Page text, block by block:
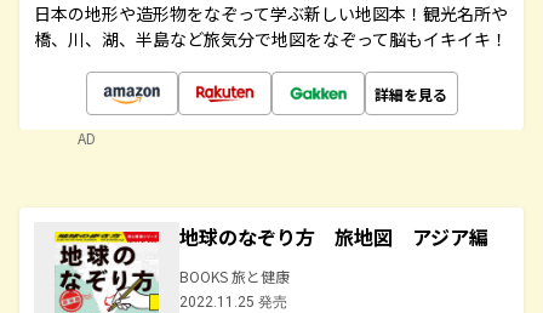
日本の地形や造形物をなぞって学ぶ新しい地図本！観光名所や
橋、川、湖、半島など旅気分で地図をなぞって脳もイキイキ！
詳細を見る
AD
地球のなぞり方 旅地図 アジア編
BOOKS 旅と健康
2022.11.25 発売